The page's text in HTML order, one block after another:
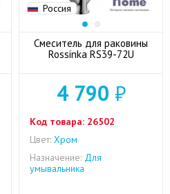
Россия
Смеситель для раковины
Rossinka RS39-72U
4 790 ₽
Код товара: 26502
Цвет: Хром
Назначение: Для
умывальника